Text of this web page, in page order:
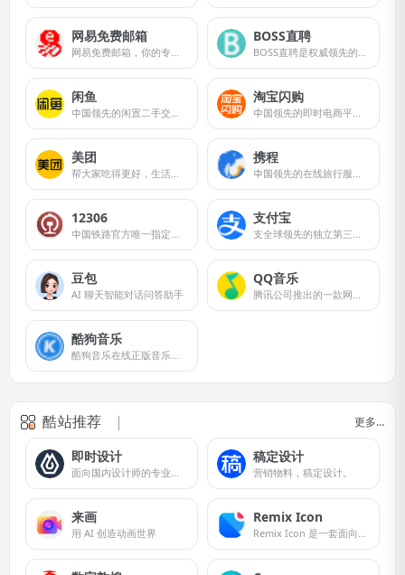
网易免费邮箱
网易免费邮箱，你的专业电子邮局
BOSS直聘
BOSS直聘是权威领先的招聘网
闲鱼
中国领先的闲置二手交易平台
淘宝闪购
中国领先的即时电商平台。
美团
帮大家吃得更好，生活更好。
携程
中国领先的在线旅行服务公司
12306
中国铁路官方唯一指定的互联网售票平台
支付宝
支全球领先的独立第三方支付平台
豆包
AI 聊天智能对话问答助手
QQ音乐
腾讯公司推出的一款网络音乐服务产品
酷狗音乐
酷狗音乐在线正版音乐网站
酷站推荐 更多…
即时设计
面向国内设计师的专业在线UI设计工具
稿定设计
营销物料，稿定设计。
来画
用 AI 创造动画世界
Remix Icon
Remix Icon 是一套面向设计师和开发者的开源图标库